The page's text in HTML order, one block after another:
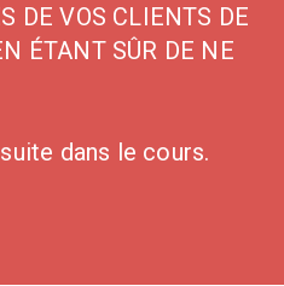
DE VOS CLIENTS DE
ÉTANT SÛR DE NE
dans le cours.